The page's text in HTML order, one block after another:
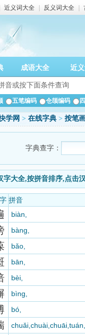
近义词大全 反义词大全
成语大全 近
五笔编码 仓颉编码
学网 > 在线字典 > 按笔
字典查字：
字大全,按拼音排序,点击
拼音
biàn,
bàng,
bǎo,
bān,
bèi,
bìng,
bó,